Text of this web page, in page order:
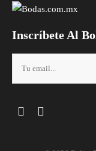
Inscríbete Al